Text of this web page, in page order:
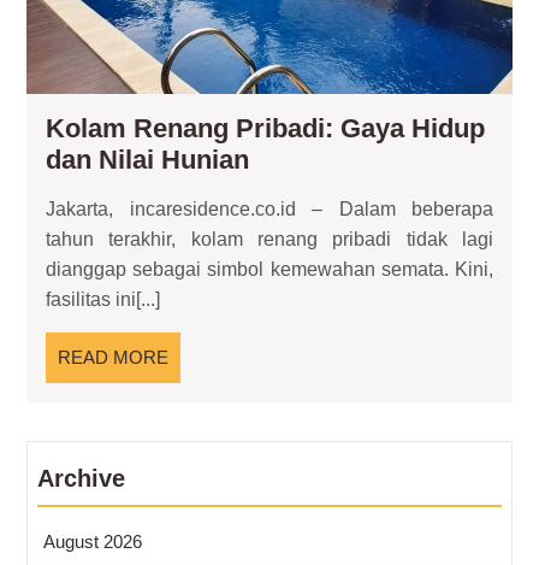
Kolam Renang Pribadi: Gaya Hidup
dan Nilai Hunian
Pribadi:
Gaya
Hidup
Jakarta, incaresidence.co.id – Dalam beberapa
tahun terakhir, kolam renang pribadi tidak lagi
dianggap sebagai simbol kemewahan semata. Kini,
fasilitas ini[...]
READ MORE
MORE
Archive
August 2026